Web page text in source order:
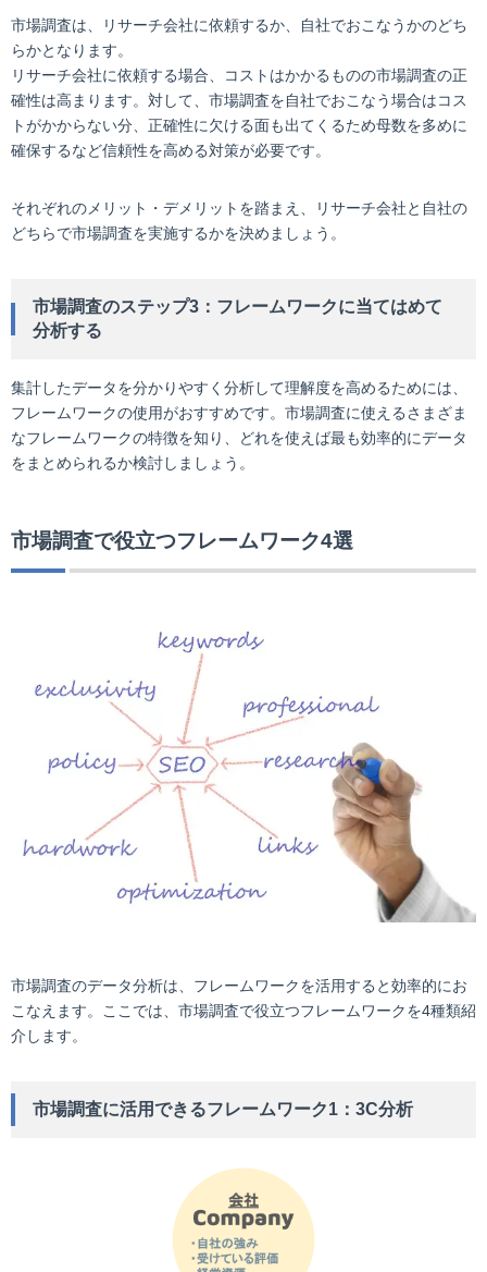
市場調査は、リサーチ会社に依頼するか、自社でおこなうかのどち
らかとなります。
リサーチ会社に依頼する場合、コストはかかるものの市場調査の正
確性は高まります。対して、市場調査を自社でおこなう場合はコス
トがかからない分、正確性に欠ける面も出てくるため母数を多めに
確保するなど信頼性を高める対策が必要です。
それぞれのメリット・デメリットを踏まえ、リサーチ会社と自社の
どちらで市場調査を実施するかを決めましょう。
市場調査のステップ3：フレームワークに当てはめて
分析する
集計したデータを分かりやすく分析して理解度を高めるためには、
フレームワークの使用がおすすめです。市場調査に使えるさまざま
なフレームワークの特徴を知り、どれを使えば最も効率的にデータ
をまとめられるか検討しましょう。
市場調査で役立つフレームワーク4選
市場調査のデータ分析は、フレームワークを活用すると効率的にお
こなえます。ここでは、市場調査で役立つフレームワークを4種類紹
介します。
市場調査に活用できるフレームワーク1：3C分析